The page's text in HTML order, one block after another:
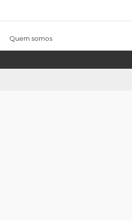
Quem somos